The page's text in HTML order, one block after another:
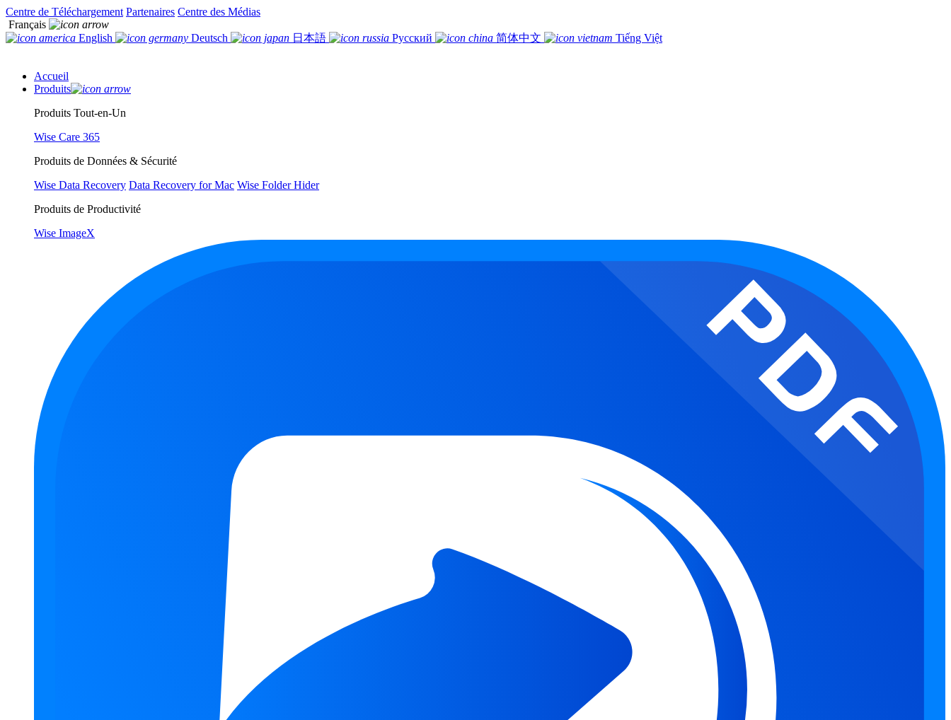
Centre de Téléchargement Partenaires Centre des Médias
Français
English
Deutsch 日本語 Русский 简体中文 Tiếng Việt
Accueil
Produits
Produits Tout-en-Un
Wise Care 365
Produits de Données & Sécurité
Wise Data Recovery Data Recovery for Mac Wise Folder Hider
Produits de Productivité
Wise ImageX